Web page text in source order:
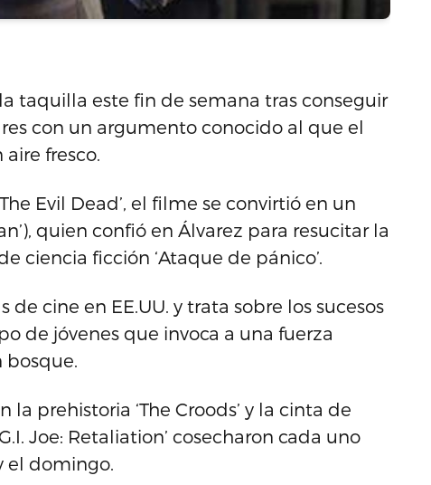
la taquilla este fin de semana tras conseguir
con un argumento conocido al que el
fresco.
Evil Dead’, el filme se convirtió en un
quien confió en Álvarez para resucitar la
ciencia ficción ‘Ataque de pánico’.
de cine en EE.UU. y trata sobre los sucesos
de jóvenes que invoca a una fuerza
bosque.
prehistoria ‘The Croods’ y la cinta de
Joe: Retaliation’ cosecharon cada uno
el domingo.